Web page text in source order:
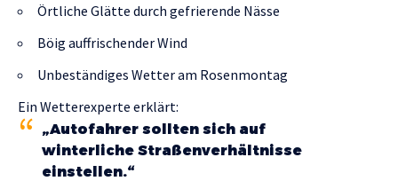
Örtliche Glätte durch gefrierende Nässe
Böig auffrischender Wind
Unbeständiges Wetter am Rosenmontag
Ein Wetterexperte erklärt:
„Autofahrer sollten sich auf
winterliche Straßenverhältnisse
einstellen.“